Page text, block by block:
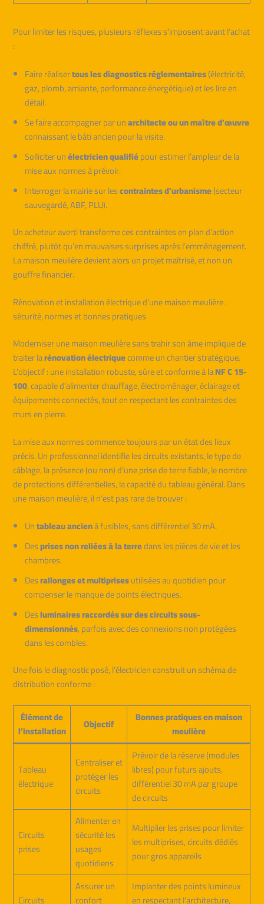
Pour limiter les risques, plusieurs réflexes s’imposent avant l’achat
:
Faire réalisertous les diagnostics réglementaires(électricité,
gaz, plomb, amiante, performance énergétique) et les lire en
détail.
Se faire accompagner par unarchitecte ou un maître d’œuvre
connaissant le bâti ancien pour la visite.
Solliciter unélectricien qualifiépour estimer l’ampleur de la
mise aux normes à prévoir.
Interroger la mairie sur lescontraintes d’urbanisme(secteur
sauvegardé, ABF, PLU).
Un acheteur averti transforme ces contraintes en plan d’action
chiffré, plutôt qu’en mauvaises surprises après l’emménagement.
La maison meulière devient alors un projet maîtrisé, et non un
gouffre financier.
Rénovation et installation électrique d’une maison meulière :
sécurité, normes et bonnes pratiques
Moderniser une maison meulière sans trahir son âme implique de
traiter larénovation électriquecomme un chantier stratégique.
L’objectif : une installation robuste, sûre et conforme à laNF C 15-
100, capable d’alimenter chauffage, électroménager, éclairage et
équipements connectés, tout en respectant les contraintes des
murs en pierre.
La mise aux normes commence toujours par un état des lieux
précis. Un professionnel identifie les circuits existants, le type de
câblage, la présence (ou non) d’une prise de terre fiable, le nombre
de protections différentielles, la capacité du tableau général. Dans
une maison meulière, il n’est pas rare de trouver :
Untableau ancienà fusibles, sans différentiel 30 mA.
Desprises non reliées à la terredans les pièces de vie et les
chambres.
Desrallonges et multiprisesutilisées au quotidien pour
compenser le manque de points électriques.
Desluminaires raccordés sur des circuits sous-
dimensionnés, parfois avec des connexions non protégées
dans les combles.
Une fois le diagnostic posé, l’électricien construit un schéma de
distribution conforme :
Élément de
l’installation
Objectif
Bonnes pratiques en maison
meulière
Tableau
électrique
Centraliser et
protéger les
circuits
Prévoir de la réserve (modules
libres) pour futurs ajouts,
différentiel 30 mA par groupe
de circuits
Circuits
prises
Alimenter en
sécurité les
usages
quotidiens
Multiplier les prises pour limiter
les multiprises, circuits dédiés
pour gros appareils
Circuits
Assurer un
confort
Implanter des points lumineux
en respectant l’architecture,